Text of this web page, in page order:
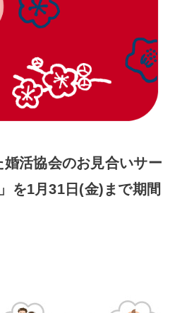
活協会のお見合いサー
を1月31日(金)まで期間